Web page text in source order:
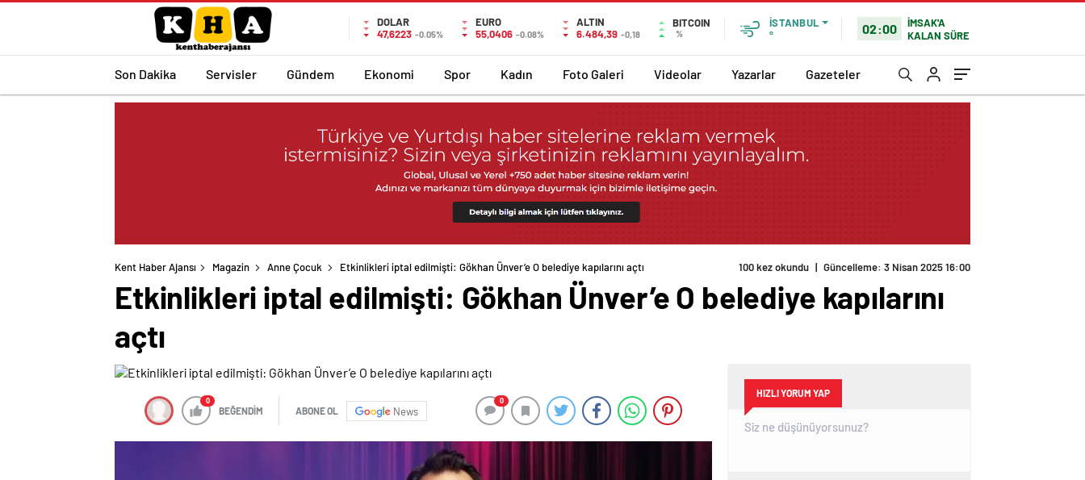
DOLAR
47,6223 -0.05%
EURO
55,0406 -0.08%
ALTIN
6.484,39 -0,18
BITCOIN
%
İSTANBUL
°
02:00
İMSAK'A
KALAN SÜRE
Son Dakika Servisler Gündem Ekonomi Spor Kadın Foto Galeri Videolar Yazarlar Gazeteler
Kent Haber Ajansı Magazin Anne Çocuk Etkinlikleri iptal edilmişti: Gökhan Ünver’e O belediye kapılarını açtı 100 kez okundu | Güncelleme: 3 Nisan 2025 16:00
Etkinlikleri iptal edilmişti: Gökhan Ünver’e O belediye kapılarını
açtı
0
BEĞENDİM ABONE OL News
0
HIZLI YORUM YAP